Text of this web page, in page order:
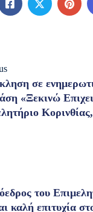
σε
«Ξεκινώ
του
καλή επιτυχία